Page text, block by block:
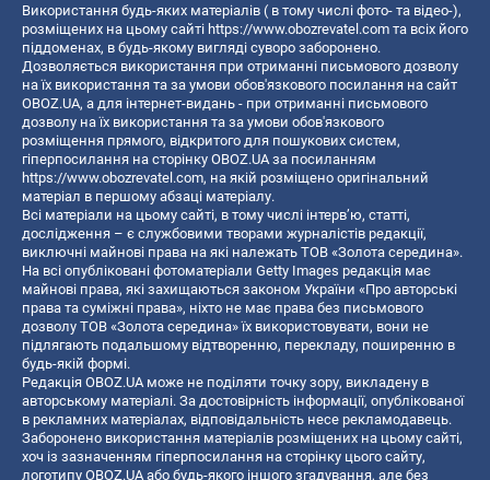
Використання будь-яких матеріалів ( в тому числі фото- та відео-),
розміщених на цьому сайті https://www.obozrevatel.com та всіх його
піддоменах, в будь-якому вигляді суворо заборонено.
Дозволяється використання при отриманні письмового дозволу
на їх використання та за умови обов'язкового посилання на сайт
OBOZ.UA, а для інтернет-видань - при отриманні письмового
дозволу на їх використання та за умови обов'язкового
розміщення прямого, відкритого для пошукових систем,
гіперпосилання на сторінку OBOZ.UA за посиланням
https://www.obozrevatel.com, на якій розміщено оригінальний
матеріал в першому абзаці матеріалу.
Всі матеріали на цьому сайті, в тому числі інтерв’ю, статті,
дослідження – є службовими творами журналістів редакції,
виключні майнові права на які належать ТОВ «Золота середина».
На всі опубліковані фотоматеріали Getty Images редакція має
майнові права, які захищаються законом України «Про авторські
права та суміжні права», ніхто не має права без письмового
дозволу ТОВ «Золота середина» їх використовувати, вони не
підлягають подальшому відтворенню, перекладу, поширенню в
будь-якій формі.
Редакція OBOZ.UA може не поділяти точку зору, викладену в
авторському матеріалі. За достовірність інформації, опублікованої
в рекламних матеріалах, відповідальність несе рекламодавець.
Заборонено використання матеріалів розміщених на цьому сайті,
хоч із зазначенням гіперпосилання на сторінку цього сайту,
логотипу OBOZ.UA або будь-якого іншого згадування, але без